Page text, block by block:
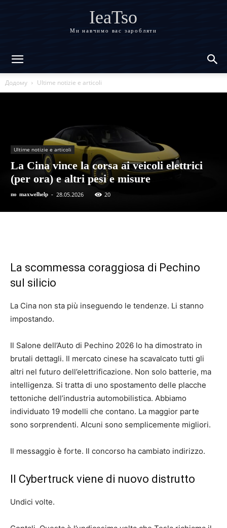
IeaTso
Ми навчимо вас заробляти
Додому Ultime notizie e articoli
Ultime notizie e articoli
La Cina vince la corsa ai veicoli elettrici
(per ora) e altri pesi e misure
по maxwelhelp - 28.05.2026 20
La scommessa coraggiosa di Pechino
sul silicio
La Cina non sta più inseguendo le tendenze. Li stanno
impostando.
Il Salone dell’Auto di Pechino 2026 lo ha dimostrato in
brutali dettagli. Il mercato cinese ha scavalcato tutti gli
altri nel futuro dell’elettrificazione. Non solo batterie, ma
intelligenza. Si tratta di uno spostamento delle placche
tettoniche dell’industria automobilistica. Abbiamo
individuato 19 modelli che contano. La maggior parte
sono sorprendenti. Alcuni sono semplicemente migliori.
Il messaggio è forte. Il concorso ha cambiato indirizzo.
Il Cybertruck viene di nuovo distrutto
Undici volte.